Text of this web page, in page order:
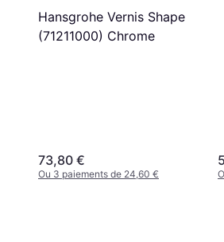
Hansgrohe Vernis Shape
(71211000) Chrome
73,80 €
Ou 3 paiements de 24,60 €